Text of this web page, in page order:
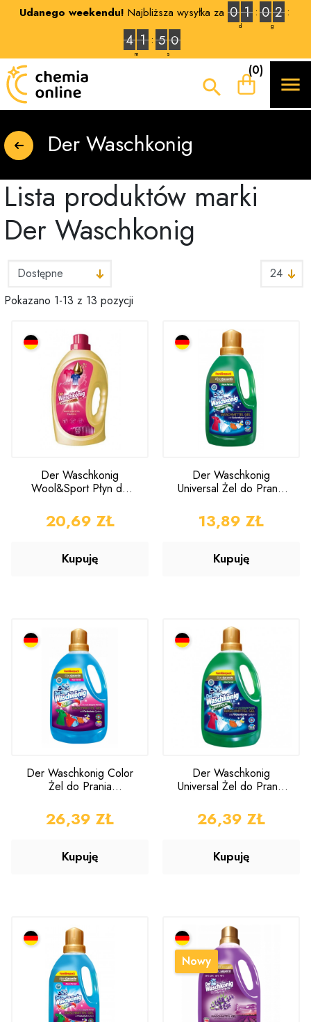
Udanego weekendu! Najbliższa wysyłka za 0 1
d
0 2
g
4 1
m
4 9
s

(0)

Der Waschkonig
Lista produktów marki
Der Waschkonig
Pokazano 1-13 z 13 pozycji
Der Waschkonig
Wool&Sport Płyn do
CENA
20,69 ZŁ
Kupuję
Der Waschkonig
Universal Żel do Prania
CENA
13,89 ZŁ
Kupuję
Der Waschkonig Color
Żel do Prania
3,305l
CENA
26,39 ZŁ
Kupuję
Der Waschkonig
Universal Żel do Prania
CENA
26,39 ZŁ
Kupuję
Nowy